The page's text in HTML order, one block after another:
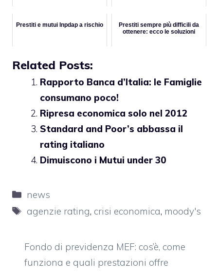
Prestiti e mutui Inpdap a rischio
Prestiti sempre più difficili da
ottenere: ecco le soluzioni
Related Posts:
Rapporto Banca d’Italia: le Famiglie
consumano poco!
Ripresa economica solo nel 2012
Standard and Poor’s abbassa il
rating italiano
Dimuiscono i Mutui under 30
Categorie
news
Tag
agenzie rating, crisi economica, moody's
Fondo di previdenza MEF: cos’è, come
funziona e quali prestazioni offre